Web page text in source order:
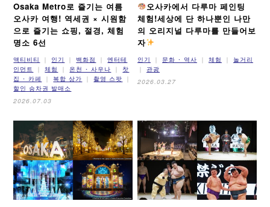
Osaka Metro로 즐기는 여름
오사카 여행! 역세권 × 시원함
으로 즐기는 쇼핑, 절경, 체험
명소 6선
액티비티 인기 백화점
엔터테
인먼트
체험 온천 ･ 사우나
찻
집 ･ 카페
복합 상가
촬영 스팟
할인 승차권 발매소
2026.07.03
오사카에서 다루마 페인팅
체험!세상에 단 하나뿐인 나만
의 오리지널 다루마를 만들어보
자
인기 문화 ･ 역사 체험
놀거리
관광
2026.03.27